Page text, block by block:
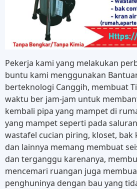
Pekerja kami yang melakukan
buntu kami menggunakan
berteknologi Canggih, membuat
waktu ber jam-jam untuk
kembali pipa yang mampet di
yang mampet seperti pada
wastafel cucian piring, kloset,
dan lainnya memang membuat
dan terganggu karenanya,
mencemari ruangan juga
penghuninya dengan bau yang